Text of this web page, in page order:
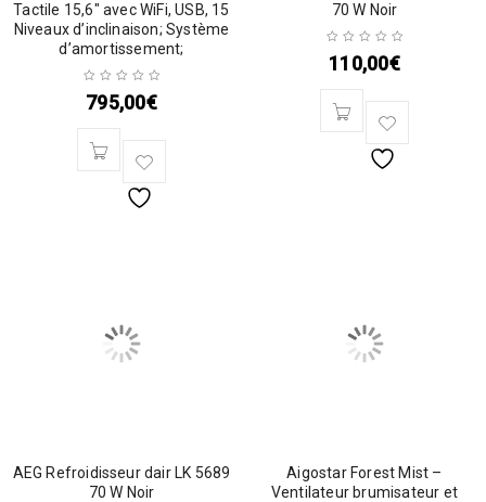
Tactile 15,6″ avec WiFi, USB, 15
Niveaux d’inclinaison; Système
d’amortissement;
795,00€
70 W Noir
110,00€
AEG Refroidisseur dair LK 5689
70 W Noir
Aigostar Forest Mist –
Ventilateur brumisateur et